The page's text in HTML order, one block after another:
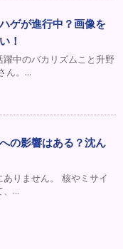
ゲが進行中？画像を
！
中のバカリズムこと升野
ん。...
の影響はある？沈ん
りません。 核やミサイ
...